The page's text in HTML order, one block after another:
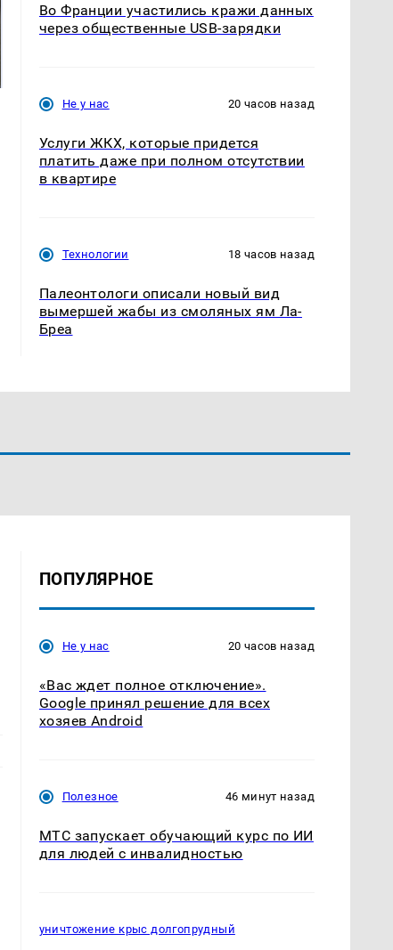
Не ешьте эту
В ОАЭ произошло
Во Франции участились кражи данных
через общественные USB-зарядки
Не у нас 20 часов назад
Услуги ЖКХ, которые придется
платить даже при полном отсутствии
в квартире
Технологии 18 часов назад
Палеонтологи описали новый вид
вымершей жабы из смоляных ям Ла-
Бреа
ПОПУЛЯРНОЕ
Не у нас 20 часов назад
«Вас ждет полное отключение».
Google принял решение для всех
хозяев Android
Полезное 46 минут назад
МТС запускает обучающий курс по ИИ
для людей с инвалидностью
уничтожение крыс долгопрудный